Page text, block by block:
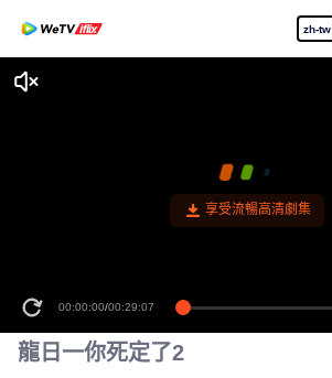
zh-tw
享受流暢高清劇集
00:00:00/00:29:07
龍日一你死定了2